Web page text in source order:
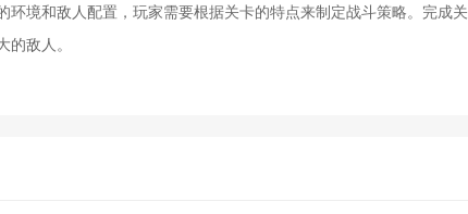
境和敌人配置，玩家需要根据关卡的特点来制定战斗策略。完成
敌人。